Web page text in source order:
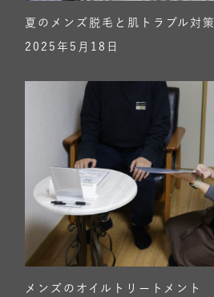
夏のメンズ脱毛と肌トラブル対策
2025年5月18日
メンズのオイルトリートメント